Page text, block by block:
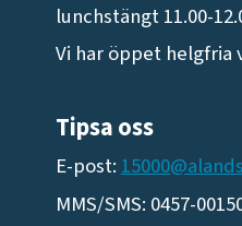
lunchstängt 11.00-
Vi har öppet helgfria
Tipsa oss
E-post:
MMS/SMS: 0457-